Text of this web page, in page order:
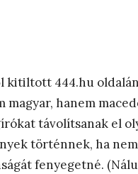
444.hu
magyar, hanem
távolítsanak el
történnek, ha
fenyegetné.